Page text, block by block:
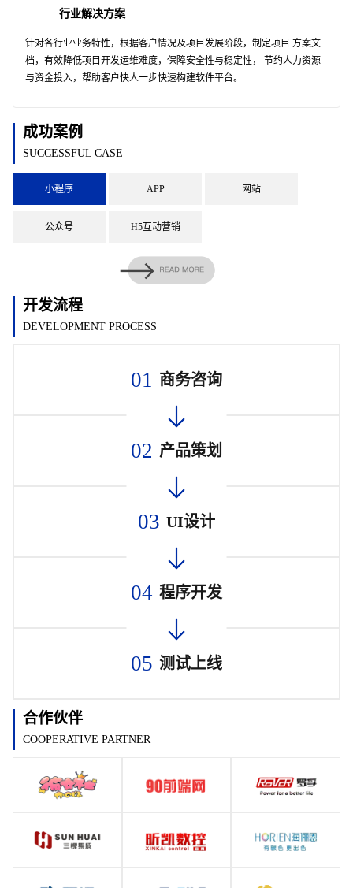
行业解决方案
针对各行业业务特性，根据客户情况及项目发展阶段，制定项目 方案文
档，有效降低项目开发运维难度，保障安全性与稳定性， 节约人力资源
与资金投入，帮助客户快人一步快速构建软件平台。
成功案例
SUCCESSFUL CASE
小程序 APP 网站
公众号 H5互动营销
开发流程
DEVELOPMENT PROCESS
01 商务咨询
02 产品策划
03 UI设计
04 程序开发
05 测试上线
合作伙伴
COOPERATIVE PARTNER